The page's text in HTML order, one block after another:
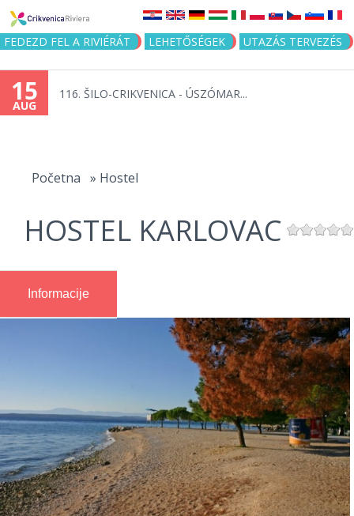
Jump to navigation
FEDEZD FEL A RIVIÉRÁT LEHETŐSÉGEK UTAZÁS TERVEZÉS
15
AUG
116. ŠILO-CRIKVENICA - ÚSZÓMAR...
Početna » Hostel
HOSTEL KARLOVAC
Informacije